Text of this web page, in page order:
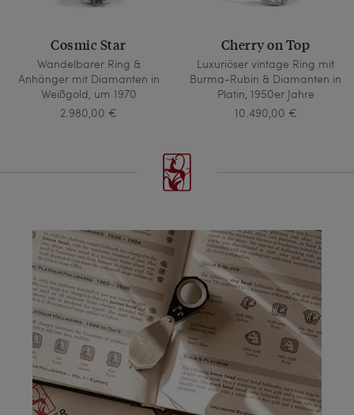
Cosmic Star
Wandelbarer Ring &
Anhänger mit Diamanten in
Weißgold, um 1970
2.980,00 €
Cherry on Top
Luxuriöser vintage Ring mit
Burma-Rubin & Diamanten in
Platin, 1950er Jahre
10.490,00 €